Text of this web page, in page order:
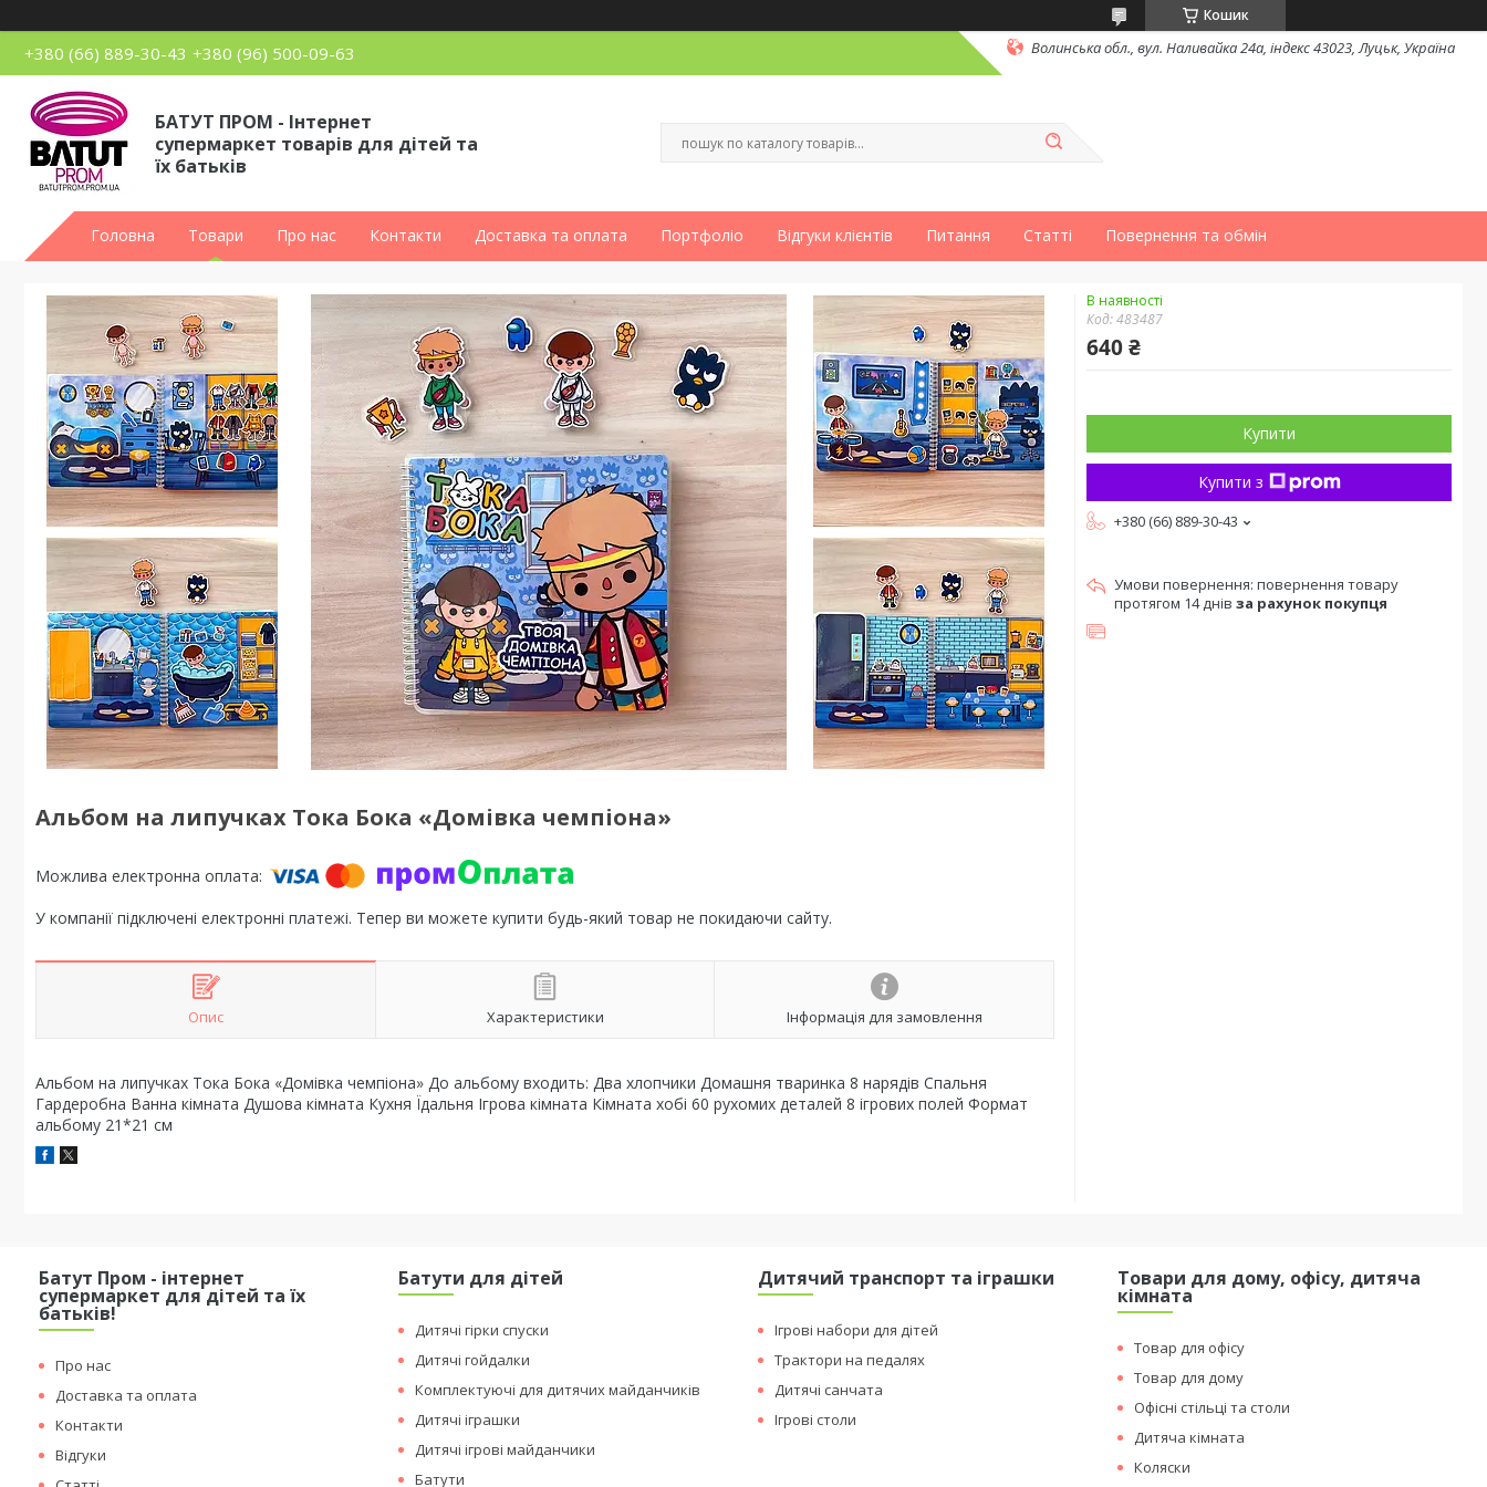
Кошик
+380 (66) 889-30-43 +380 (96) 500-09-63 Волинська обл., вул. Наливайка 24а, індекс 43023, Луцьк, Україна
БАТУТ ПРОМ - Інтернет
супермаркет товарів для дітей та
їх батьків
Головна Товари Про нас Контакти Доставка та оплата Портфоліо Відгуки клієнтів Питання Статті Повернення та обмін
Альбом на липучках Тока Бока «Домівка чемпіона»
У компанії підключені електронні платежі. Тепер ви можете купити будь-який товар не покидаючи сайту.
Опис Характеристики Інформація для замовлення
Альбом на липучках Тока Бока «Домівка чемпіона» До альбому входить: Два хлопчики Домашня тваринка 8 нарядів Спальня
Гардеробна Ванна кімната Душова кімната Кухня Їдальня Ігрова кімната Кімната хобі 60 рухомих деталей 8 ігрових полей Формат
альбому 21*21 см
В наявності
Код:483487
640 ₴
Купити
Купити з
+380 (66) 889-30-43
повернення товару
протягом 14 днів за рахунок покупця
Батут Пром - інтернет
супермаркет для дітей та їх
батьків!
Про нас
Доставка та оплата
Контакти
Відгуки
Батути для дітей
Дитячі гірки спуски
Дитячі гойдалки
Комплектуючі для дитячих майданчиків
Дитячі іграшки
Дитячі ігрові майданчики
Батути
Дитячий транспорт та іграшки
Ігрові набори для дітей
Трактори на педалях
Дитячі санчата
Ігрові столи
Товари для дому, офісу, дитяча
кімната
Товар для офісу
Товар для дому
Офісні стільці та столи
Дитяча кімната
Коляски